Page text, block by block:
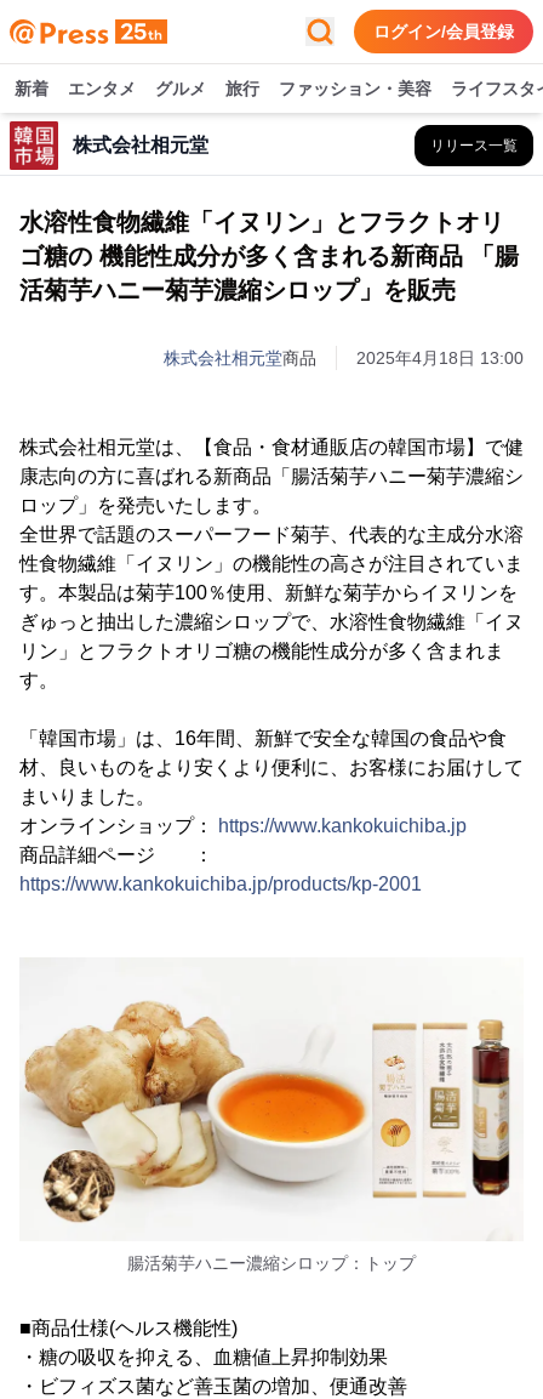
ログイン/会員登録
新着 エンタメ グルメ 旅行 ファッション・美容 ライフスタ
株式会社相元堂 リリース一覧
水溶性食物繊維「イヌリン」とフラクトオリ
ゴ糖の 機能性成分が多く含まれる新商品 「腸
活菊芋ハニー菊芋濃縮シロップ」を販売
株式会社相元堂商品 2025年4月18日 13:00
株式会社相元堂は、【食品・食材通販店の韓国市場】で健
康志向の方に喜ばれる新商品「腸活菊芋ハニー菊芋濃縮シ
ロップ」を発売いたします。
全世界で話題のスーパーフード菊芋、代表的な主成分水溶
性食物繊維「イヌリン」の機能性の高さが注目されていま
す。本製品は菊芋100％使用、新鮮な菊芋からイヌリンを
ぎゅっと抽出した濃縮シロップで、水溶性食物繊維「イヌ
リン」とフラクトオリゴ糖の機能性成分が多く含まれま
す。
「韓国市場」は、16年間、新鮮で安全な韓国の食品や食
材、良いものをより安くより便利に、お客様にお届けして
まいりました。
オンラインショップ：
https://www.kankokuichiba.jp
商品詳細ページ ：
https://www.kankokuichiba.jp/products/kp-2001
腸活菊芋ハニー濃縮シロップ：トップ
■商品仕様(ヘルス機能性)
・糖の吸収を抑える、血糖値上昇抑制効果
・ビフィズス菌など善玉菌の増加、便通改善